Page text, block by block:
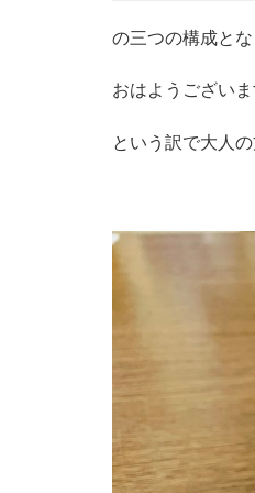
の三つの構成とな
おはようございま
という訳で大人